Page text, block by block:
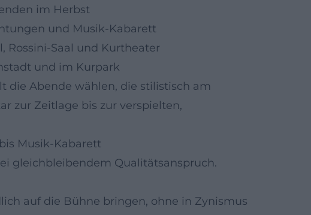
im Herbst
und Musik-Kabarett
Rossini-Saal und Kurtheater
und im Kurpark
die Abende wählen, die stilistisch am
zur Zeitlage bis zur verspielten,
Musik-Kabarett
gleichbleibendem Qualitätsanspruch.
auf die Bühne bringen, ohne in Zynismus